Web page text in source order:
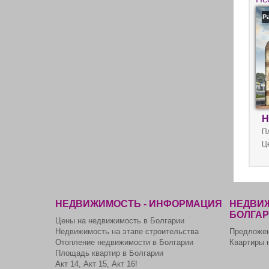
НЕДВИЖИМОСТЬ - ИНФОРМАЦИЯ
Цены на недвижимость в Болгарии
Недвижимость на этапе строительства
Отопление недвижимости в Болгарии
Площадь квартир в Болгарии
Акт 14, Акт 15, Акт 16!
Квартиры